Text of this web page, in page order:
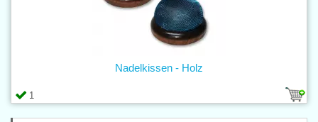
1
Nadelkissen - Holz